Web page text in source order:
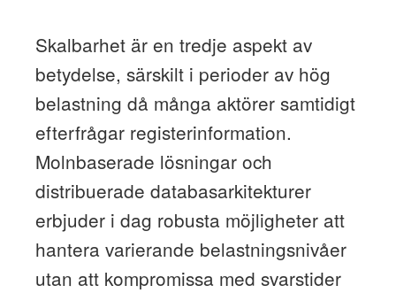
Skalbarhet är en tredje aspekt av
betydelse, särskilt i perioder av hög
belastning då många aktörer samtidigt
efterfrågar registerinformation.
Molnbaserade lösningar och
distribuerade databasarkitekturer
erbjuder i dag robusta möjligheter att
hantera varierande belastningsnivåer
utan att kompromissa med svarstider